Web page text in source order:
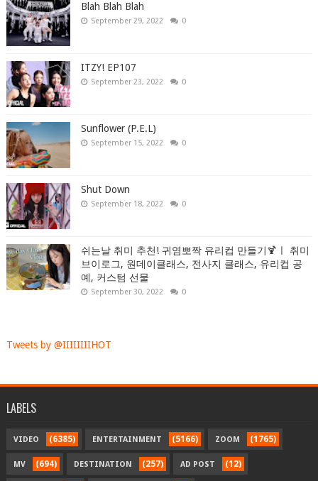
Blah Blah Blah
September 29, 2022 0
ITZY! EP107
September 23, 2022 0
Sunflower (P.E.L)
September 15, 2022 0
Shut Down
September 18, 2022 0
쉬는날 취미 추천! 귀염뽀짝 유리컵 만들기🍹ㅣ 취미
브이로그, 원데이클래스, 전사지 클래스, 유리컵 공
예, 커스텀 선물
September 30, 2022 0
Tweets by @IIIIIIIIHOT
LABELS
VIDEO (6385) ENTERTAINMENT (5166) ZOOM (1765)
MV (694) DESTINATION (257) AD POST (12)